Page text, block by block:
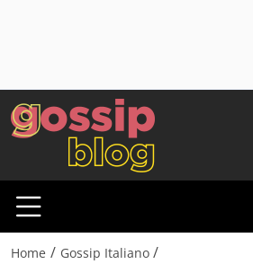
Home / Gossip Italiano /